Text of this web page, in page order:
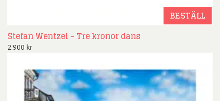
BESTÄLL
Stefan Wentzel – Tre kronor dans
2.900 kr